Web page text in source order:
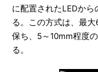
に配置されたLEDか
る。この方式は、最
保ち、5～10mm程度
る。